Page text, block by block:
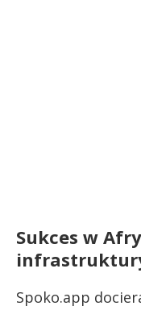
Sukces w
Spoko.app